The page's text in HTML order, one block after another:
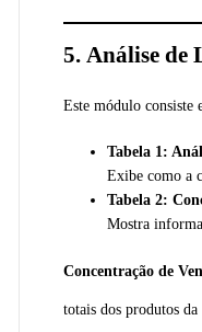
5. Análise de
Este módulo consiste
Tabela 1:
Exibe como a
Tabela 2:
Mostra
Concentração de
totais dos produtos